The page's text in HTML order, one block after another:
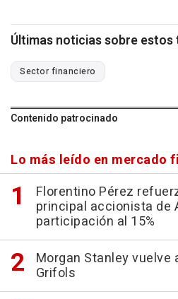
Últimas noticias sobre estos
Sector financiero
Contenido patrocinado
Lo más leído en mercado
Florentino Pérez
principal accionista de
participación al 15%
Morgan Stanley vuelve
Grifols